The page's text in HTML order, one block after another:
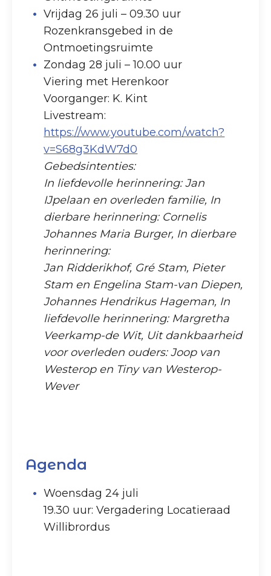
Vrijdag 26 juli – 09.30 uur
Rozenkransgebed in de
Ontmoetingsruimte
Zondag 28 juli – 10.00 uur
Viering met Herenkoor
Voorganger: K. Kint
Livestream:
https://www.youtube.com/watch?
v=S68g3KdW7d0
Gebedsintenties:
In liefdevolle herinnering: Jan
IJpelaan en overleden familie, In
dierbare herinnering: Cornelis
Johannes Maria Burger, In dierbare
herinnering:
Jan Ridderikhof, Gré Stam, Pieter
Stam en Engelina Stam-van Diepen,
Johannes Hendrikus Hageman, In
liefdevolle herinnering: Margretha
Veerkamp-de Wit, Uit dankbaarheid
voor overleden ouders: Joop van
Westerop en Tiny van Westerop-
Wever
Agenda
Woensdag 24 juli
19.30 uur: Vergadering Locatieraad
Willibrordus